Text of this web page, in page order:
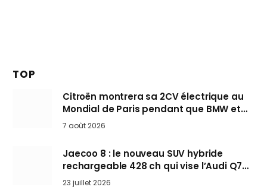
TOP
Citroën montrera sa 2CV électrique au
Mondial de Paris pendant que BMW et
Mini désertent le salon
7 août 2026
Jaecoo 8 : le nouveau SUV hybride
rechargeable 428 ch qui vise l’Audi Q7
arrive en Europe cet automne
23 juillet 2026